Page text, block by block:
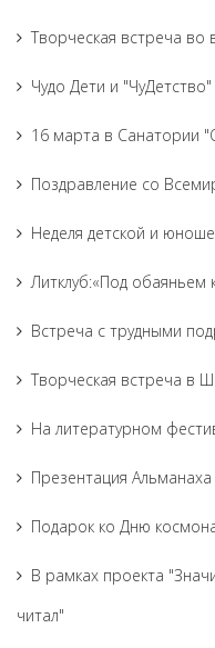
Творческая встреча во
Чудо Дети и "ЧуДетство"
16 марта в Санатории
Поздравление со
Неделя детской и
Литклуб:«Под обаяньем
Встреча с трудными
Творческая встреча в
На литературном
Презентация
Подарок ко Дню
В рамках проекта
читал"